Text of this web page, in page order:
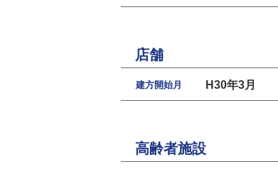
店舗
建方開始月 H30年3月
高齢者施設